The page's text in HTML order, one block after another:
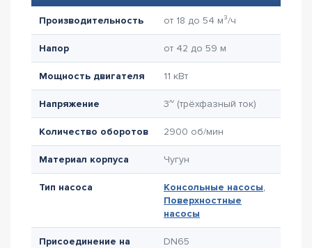
Производительность от 18 до 54 м³/ч
Напор от 42 до 59 м
Мощность двигателя 11 кВт
Напряжение 3~ (трёхфазный ток)
Количество оборотов 2900 об/мин
Материал корпуса Чугун
Тип насоса Консольные насосы,
Поверхностные
насосы
Присоединение на
DN65